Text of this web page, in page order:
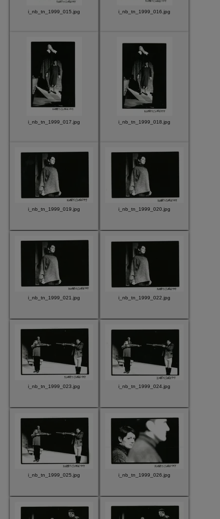
i_nb_tn_1999_015.jpg i_nb_tn_1999_016.jpg
i_nb_tn_1999_017.jpg i_nb_tn_1999_018.jpg
i_nb_tn_1999_019.jpg i_nb_tn_1999_020.jpg
i_nb_tn_1999_021.jpg i_nb_tn_1999_022.jpg
i_nb_tn_1999_023.jpg i_nb_tn_1999_024.jpg
i_nb_tn_1999_025.jpg i_nb_tn_1999_026.jpg